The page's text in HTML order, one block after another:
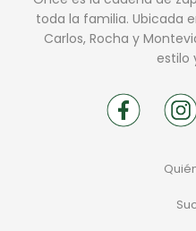
toda la familia. Ubicada
Carlos, Rocha y
estilo